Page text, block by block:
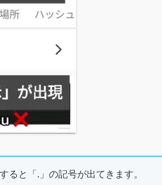
ると「.」の記号が出てきます。